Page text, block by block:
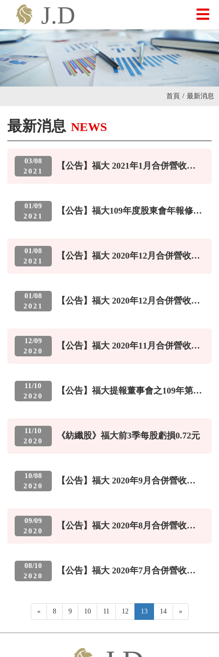
最新消息
首頁 / 最新消息
最新消息 NEWS
03/08
2021
【公告】福大 2021年1月合併營收
01/09
2021
【公告】福大109年度股東會年報修正
01/08
2021
【公告】福大 2020年12月合併營收
01/08
2021
【公告】福大 2020年12月合併營收
12/09
2020
【公告】福大 2020年11月合併營收
11/10
2020
【公告】福大提報董事會之109年第3
11/10
2020
《紡纖股》福大前3季每股虧損0.72元
10/08
2020
【公告】福大 2020年9月合併營收
09/09
2020
【公告】福大 2020年8月合併營收
08/10
2020
【公告】福大 2020年7月合併營收
«Previous
8 9 10 11 12 13 14 »Next